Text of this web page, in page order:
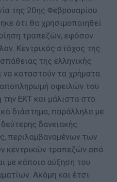
της 20ης Φεβρουαρίου
ότι θα χρησιμοποιηθεί
τραπεζών, εφόσον
Κεντρικός στόχος της
της ελληνικής
να καταστούν τα χρήματα
αποπληρωμή οφειλών του
ΕΚΤ και μάλιστα στο
διάστημα, παράλληλα με
δανειακής
περιλαμβανομένων των
κεντρικών τραπεζών από
με κάποια αύξηση του
Ακόμη και έτσι